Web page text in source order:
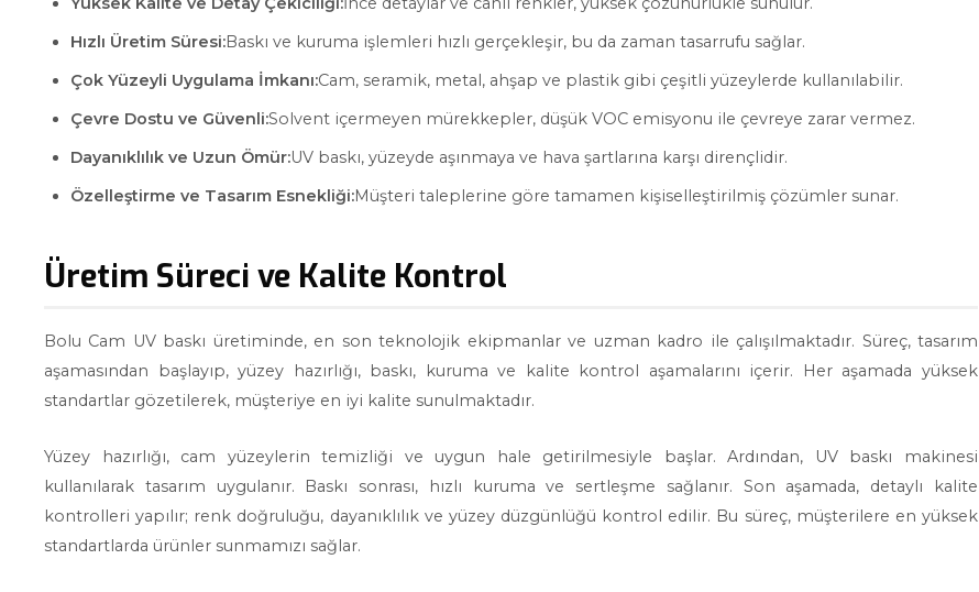
Hızlı Üretim Süresi:Baskı ve kuruma işlemleri hızlı gerçekleşir, bu da zaman tasarrufu sağlar.
Çok Yüzeyli Uygulama İmkanı:Cam, seramik, metal, ahşap ve plastik gibi çeşitli yüzeylerde kullanılabilir.
Çevre Dostu ve Güvenli:Solvent içermeyen mürekkepler, düşük VOC emisyonu ile çevreye zarar vermez.
Dayanıklılık ve Uzun Ömür:UV baskı, yüzeyde aşınmaya ve hava şartlarına karşı dirençlidir.
Özelleştirme ve Tasarım Esnekliği:Müşteri taleplerine göre tamamen kişiselleştirilmiş çözümler sunar.
Üretim Süreci ve Kalite Kontrol
Bolu Cam UV baskı üretiminde, en son teknolojik ekipmanlar ve uzman kadro ile çalışılmaktadır. Süreç, tasarım
aşamasından başlayıp, yüzey hazırlığı, baskı, kuruma ve kalite kontrol aşamalarını içerir. Her aşamada yüksek
standartlar gözetilerek, müşteriye en iyi kalite sunulmaktadır.
Yüzey hazırlığı, cam yüzeylerin temizliği ve uygun hale getirilmesiyle başlar. Ardından, UV baskı makinesi
kullanılarak tasarım uygulanır. Baskı sonrası, hızlı kuruma ve sertleşme sağlanır. Son aşamada, detaylı kalite
kontrolleri yapılır; renk doğruluğu, dayanıklılık ve yüzey düzgünlüğü kontrol edilir. Bu süreç, müşterilere en yüksek
standartlarda ürünler sunmamızı sağlar.